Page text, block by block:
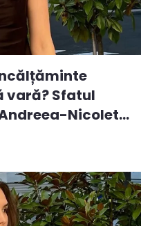
vară? Sfatul
Nicolet...